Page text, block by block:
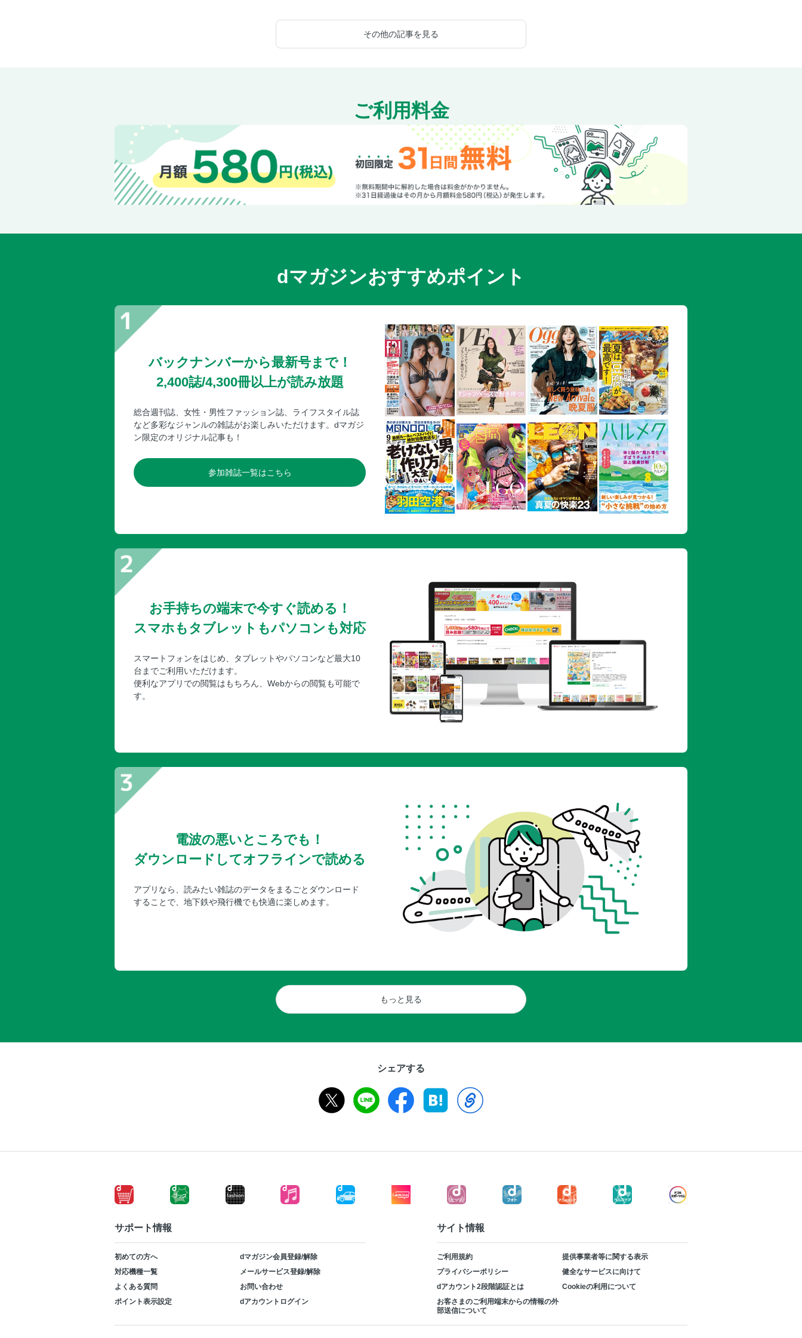
その他の記事を見る
ご利用料金
dマガジンおすすめポイント
バックナンバーから最新号まで！
2,400誌/4,300冊以上が読み放題
総合週刊誌、女性・男性ファッション誌、ライフスタイル誌
など多彩なジャンルの雑誌がお楽しみいただけます。dマガジ
ン限定のオリジナル記事も！
参加雑誌一覧はこちら
お手持ちの端末で今すぐ読める！
スマホもタブレットもパソコンも対応
スマートフォンをはじめ、タブレットやパソコンなど最大10
台までご利用いただけます。
便利なアプリでの閲覧はもちろん、Webからの閲覧も可能で
す。
電波の悪いところでも！
ダウンロードしてオフラインで読める
アプリなら、読みたい雑誌のデータをまるごとダウンロード
することで、地下鉄や飛行機でも快適に楽しめます。
もっと見る
シェアする
サポート情報
初めての方へ
dマガジン会員登録/解除
対応機種一覧
メールサービス登録/解除
よくある質問
お問い合わせ
ポイント表示設定
dアカウントログイン
サイト情報
ご利用規約
提供事業者等に関する表示
プライバシーポリシー
健全なサービスに向けて
dアカウント2段階認証とは
Cookieの利用について
お客さまのご利用端末からの情報の外
部送信について